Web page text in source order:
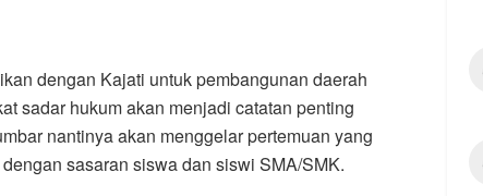
dengan Kajati untuk pembangunan daerah
sadar hukum akan menjadi catatan penting
nantinya akan menggelar pertemuan yang
sasaran siswa dan siswi SMA/SMK.